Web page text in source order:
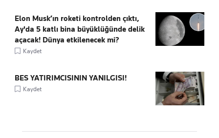
Elon Musk’ın roketi kontrolden çıktı,
Ay'da 5 katlı bina büyüklüğünde delik
açacak! Dünya etkilenecek mi?
Kaydet
BES YATIRIMCISININ YANILGISI!
Kaydet